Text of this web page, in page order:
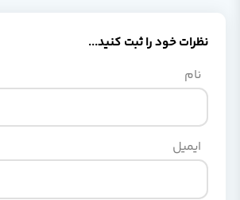
نظرات خود را ثبت کنید...
نام
ایمیل